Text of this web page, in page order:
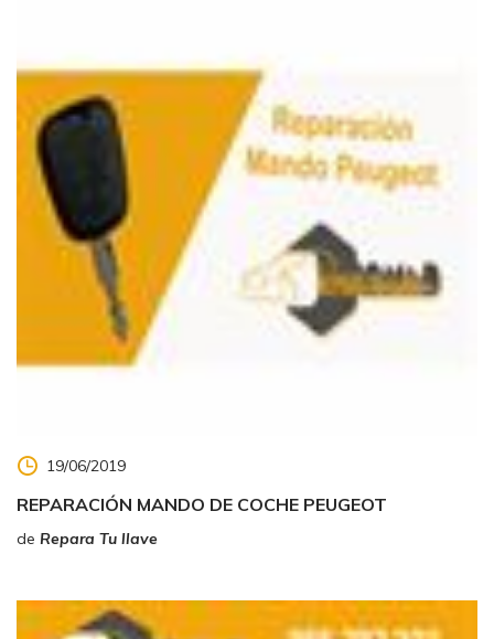
19/06/2019
REPARACIÓN MANDO DE COCHE PEUGEOT
de Repara Tu llave